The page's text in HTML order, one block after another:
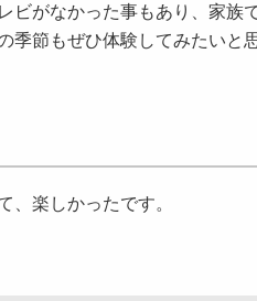
ビがなかった事もあり、家族
季節もぜひ体験してみたいと
、楽しかったです。